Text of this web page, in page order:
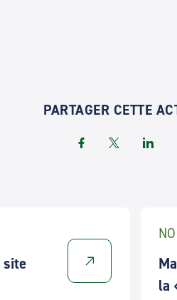
PARTAGER CETTE
site
la